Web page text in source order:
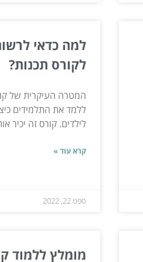
למה כדאי
לקורס תכנות?
המטרה העיקרית של
ללמד את התלמידים
לילדים. קורס זה יכיר
קרא עוד »
ספט 22, 2022
מומלץ ללמוד